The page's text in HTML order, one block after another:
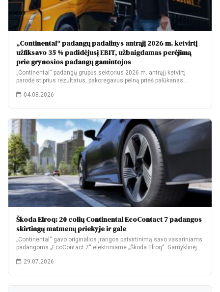
„Continental“ padangų padalinys antrąjį 2026 m. ketvirtį
užfiksavo 35 % padidėjusį EBIT, užbaigdamas perėjimą
prie grynosios padangų gamintojos
„Continental“ padangų grupės sektorius 2026 m. antrąjį ketvirtį
parodė stiprius rezultatus, pakoregavus pelną prieš palūkanas…
04.08.2026
Škoda Elroq: 20 colių Continental EcoContact 7 padangos
skirtingų matmenų priekyje ir gale
„Continental“ gavo originalios įrangos patvirtinimą savo vasariniams
padangoms „EcoContact 7“ elektriniame „Škoda Elroq“. Gamyklinėje
29.07.2026